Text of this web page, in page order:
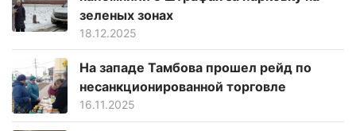
зеленых зонах
18.12.2025
На западе Тамбова прошел рейд по
несанкционированной торговле
16.11.2025